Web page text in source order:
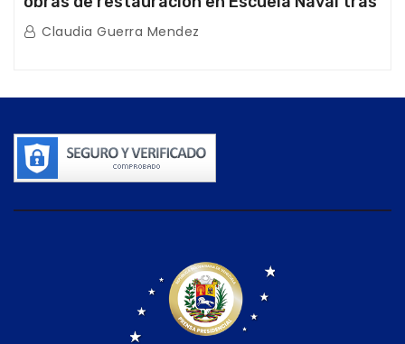
afectaciones sísmicas en La Guaira
Claudia Guerra Mendez